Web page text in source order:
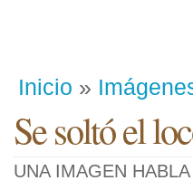
Inicio »
Se soltó el
UNA IMAGEN